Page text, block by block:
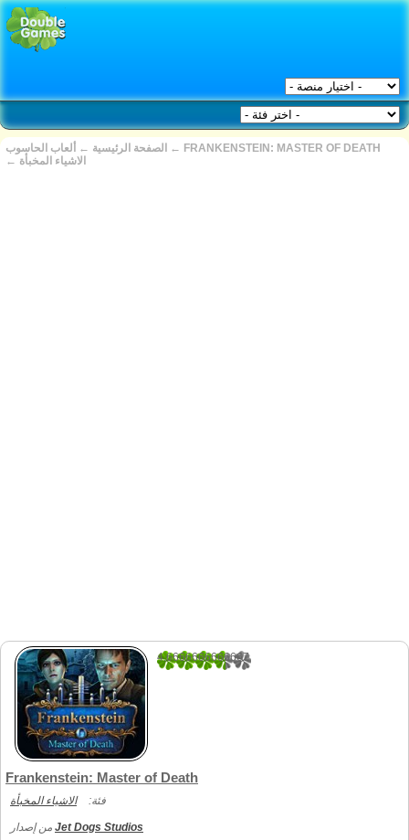
الصفحة الرئيسية ← ألعاب الحاسوب ← FRANKENSTEIN: MASTER OF DEATH
← الاشياء المخبأة
4.6666666666667
Frankenstein: Master of Death
فئة: الاشياء المخبأة
Jet Dogs Studios